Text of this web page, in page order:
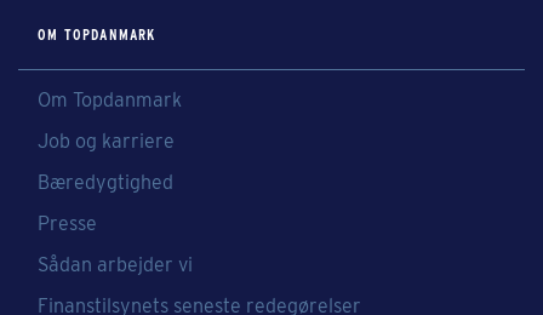
OM TOPDANMARK
Om Topdanmark
Job og karriere
Bæredygtighed
Presse
Sådan arbejder vi
Finanstilsynets seneste redegørelser